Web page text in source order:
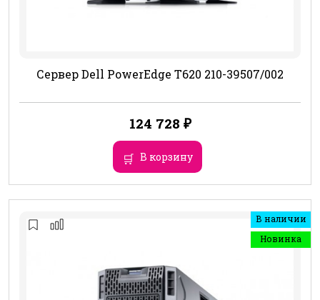
Сервер Dell PowerEdge T620 210-39507/002
124 728 ₽
В корзину
В наличии
Новинка